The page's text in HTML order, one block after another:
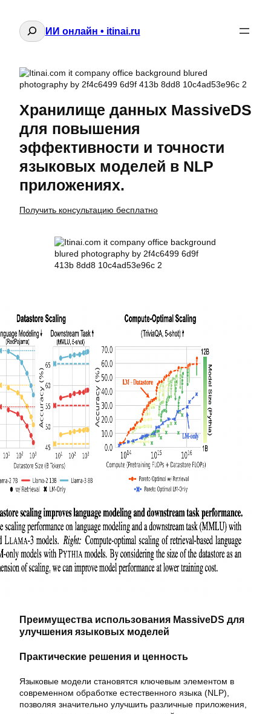
Поиск
ИИ онлайн • itinai.ru
Хранилище данных MassiveDS
для повышения
эффективности и точности
языковых моделей в NLP
приложениях.
Получить консультацию бесплатно
Преимущества использования MassiveDS для
улучшения языковых моделей
Практические решения и ценность
Языковые модели становятся ключевым элементом в
современном обработке естественного языка (NLP),
позволяя значительно улучшить различные приложения,